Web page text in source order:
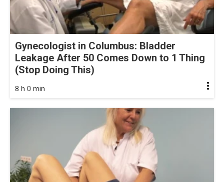
Gynecologist in Columbus: Bladder
Leakage After 50 Comes Down to 1 Thing
(Stop Doing This)
8 h 0 min